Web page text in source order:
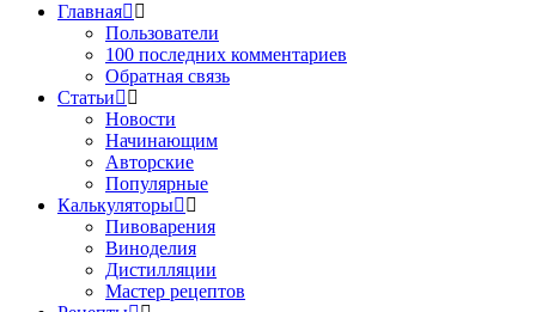
Главная
Пользователи
100 последних комментариев
Обратная связь
Статьи
Новости
Начинающим
Авторские
Популярные
Калькуляторы
Пивоварения
Виноделия
Дистилляции
Мастер рецептов